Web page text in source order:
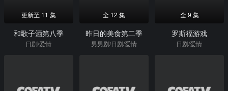
更新至 11 集
和歌子酒第八季
日剧/爱情
全 12 集
昨日的美食第二季
男男剧/日剧/爱情
全 9 集
罗斯福游戏
日剧/爱情